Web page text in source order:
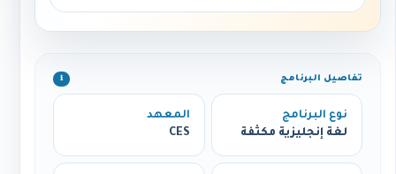
تفاصيل البرنامج ℹ️
نوع البرنامج
لغة إنجليزية مكثفة
المعهد
CES